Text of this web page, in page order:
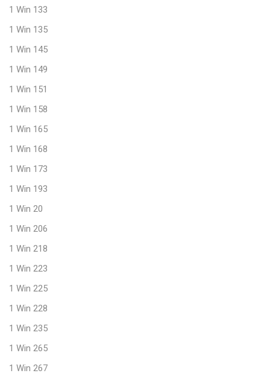
1 Win 133
1 Win 135
1 Win 145
1 Win 149
1 Win 151
1 Win 158
1 Win 165
1 Win 168
1 Win 173
1 Win 193
1 Win 20
1 Win 206
1 Win 218
1 Win 223
1 Win 225
1 Win 228
1 Win 235
1 Win 265
1 Win 267